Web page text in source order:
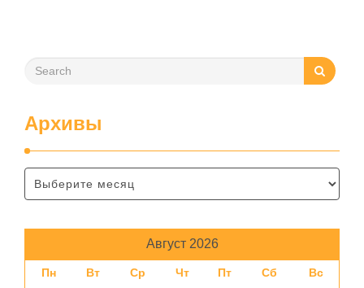
Архивы
Август 2026
Пн Вт Ср Чт Пт Сб
Вс